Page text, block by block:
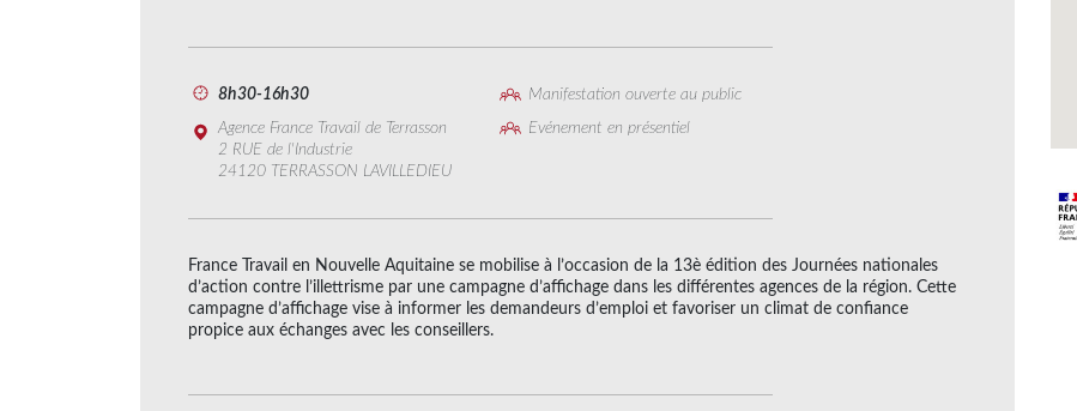
8h30-16h30
Manifestation ouverte au public
Agence France Travail de Terrasson
2 RUE de l'Industrie
24120 TERRASSON LAVILLEDIEU
Evénement en présentiel
France Travail en Nouvelle Aquitaine se mobilise à l’occasion de la 13è édition des Journées nationales
d’action contre l’illettrisme par une campagne d’affichage dans les différentes agences de la région. Cette
campagne d’affichage vise à informer les demandeurs d’emploi et favoriser un climat de confiance
propice aux échanges avec les conseillers.